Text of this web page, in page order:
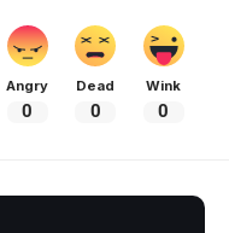
Angry
0
Dead
0
Wink
0